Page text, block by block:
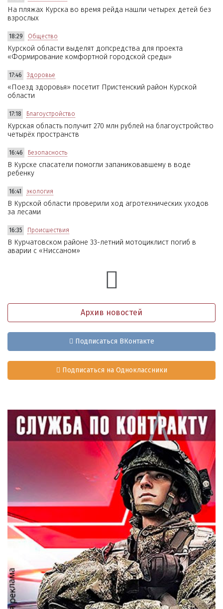
На пляжах Курска во время рейда нашли четырех детей без
взрослых
18:29 Общество
Курской области выделят допсредства для проекта
«Формирование комфортной городской среды»
17:46 Здоровье
«Поезд здоровья» посетит Пристенский район Курской
области
17:18 Благоустройство
Курская область получит 270 млн рублей на благоустройство
четырёх пространств
16:46 Безопасность
В Курске спасатели помогли запаниковавшему в воде
ребенку
16:41 экология
В Курской области проверили ход агротехнических уходов
за лесами
16:35 Происшествия
В Курчатовском районе 33-летний мотоциклист погиб в
аварии с «Ниссаном»
Архив новостей
Подписаться ВКонтакте
Подписаться на Одноклассники